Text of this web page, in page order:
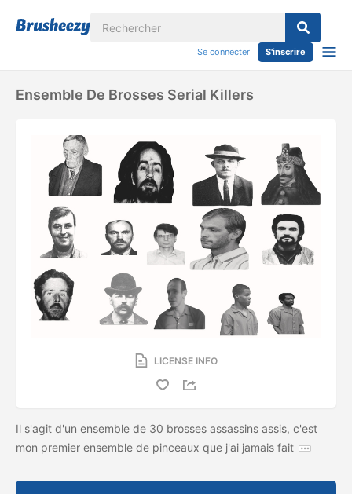
Se connecter S'inscrire
Ensemble De Brosses Serial Killers
LICENSE INFO
Il s'agit d'un ensemble de 30 brosses assassins assis, c'est
mon premier ensemble de pinceaux que j'ai jamais fait